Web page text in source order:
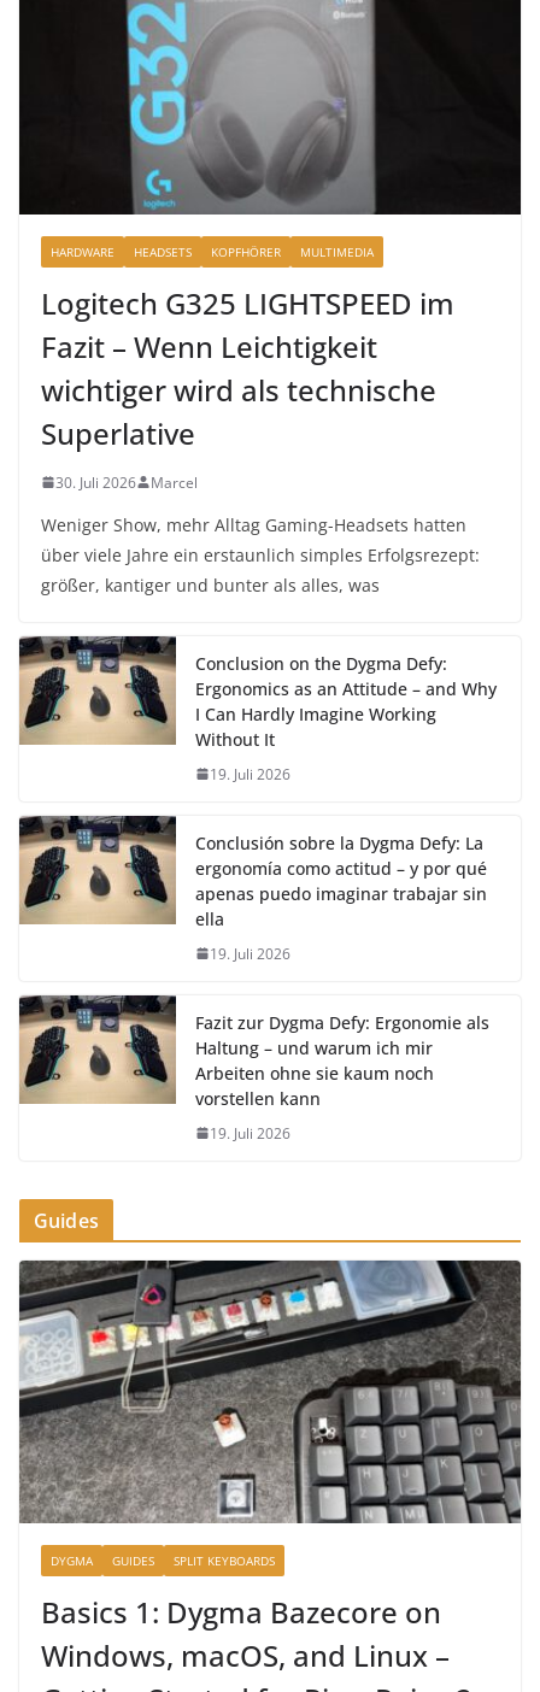
HARDWARE HEADSETS KOPFHÖRER MULTIMEDIA
Logitech G325 LIGHTSPEED im
Fazit – Wenn Leichtigkeit
wichtiger wird als technische
Superlative
30. Juli 2026 Marcel
Weniger Show, mehr Alltag Gaming-Headsets hatten
über viele Jahre ein erstaunlich simples Erfolgsrezept:
größer, kantiger und bunter als alles, was
Conclusion on the Dygma Defy:
Ergonomics as an Attitude – and Why
I Can Hardly Imagine Working
Without It
19. Juli 2026
Conclusión sobre la Dygma Defy: La
ergonomía como actitud – y por qué
apenas puedo imaginar trabajar sin
ella
19. Juli 2026
Fazit zur Dygma Defy: Ergonomie als
Haltung – und warum ich mir
Arbeiten ohne sie kaum noch
vorstellen kann
19. Juli 2026
Guides
DYGMA GUIDES SPLIT KEYBOARDS
Basics 1: Dygma Bazecore on
Windows, macOS, and Linux –